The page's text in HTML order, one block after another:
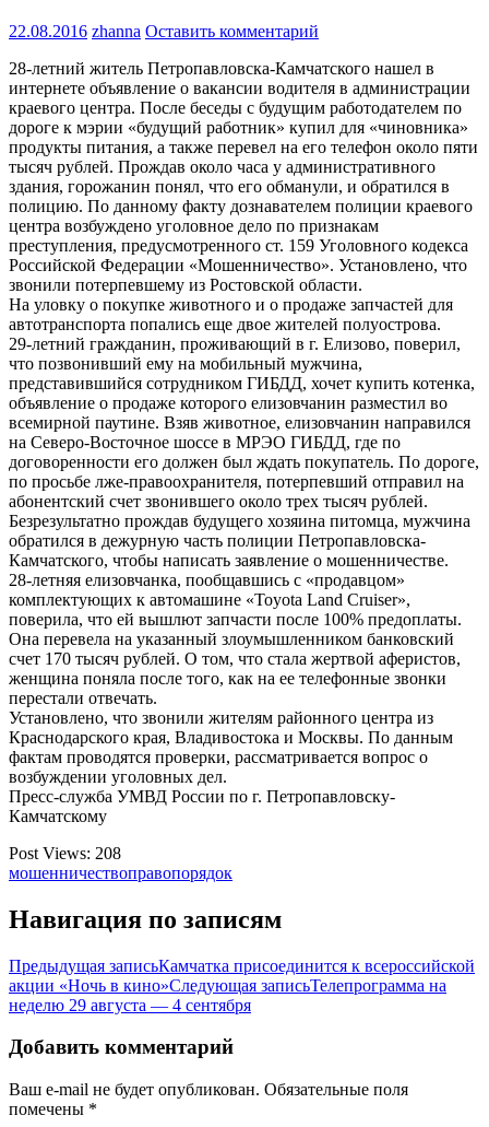
22.08.2016 zhanna Оставить комментарий
28-летний житель Петропавловска-Камчатского нашел в
интернете объявление о вакансии водителя в администрации
краевого центра. После беседы с будущим работодателем по
дороге к мэрии «будущий работник» купил для «чиновника»
продукты питания, а также перевел на его телефон около пяти
тысяч рублей. Прождав около часа у административного
здания, горожанин понял, что его обманули, и обратился в
полицию. По данному факту дознавателем полиции краевого
центра возбуждено уголовное дело по признакам
преступления, предусмотренного ст. 159 Уголовного кодекса
Российской Федерации «Мошенничество». Установлено, что
звонили потерпевшему из Ростовской области.
На уловку о покупке животного и о продаже запчастей для
автотранспорта попались еще двое жителей полуострова.
29-летний гражданин, проживающий в г. Елизово, поверил,
что позвонивший ему на мобильный мужчина,
представившийся сотрудником ГИБДД, хочет купить котенка,
объявление о продаже которого елизовчанин разместил во
всемирной паутине. Взяв животное, елизовчанин направился
на Северо-Восточное шоссе в МРЭО ГИБДД, где по
договоренности его должен был ждать покупатель. По дороге,
по просьбе лже-правоохранителя, потерпевший отправил на
абонентский счет звонившего около трех тысяч рублей.
Безрезультатно прождав будущего хозяина питомца, мужчина
обратился в дежурную часть полиции Петропавловска-
Камчатского, чтобы написать заявление о мошенничестве.
28-летняя елизовчанка, пообщавшись с «продавцом»
комплектующих к автомашине «Toyota Land Cruiser»,
поверила, что ей вышлют запчасти после 100% предоплаты.
Она перевела на указанный злоумышленником банковский
счет 170 тысяч рублей. О том, что стала жертвой аферистов,
женщина поняла после того, как на ее телефонные звонки
перестали отвечать.
Установлено, что звонили жителям районного центра из
Краснодарского края, Владивостока и Москвы. По данным
фактам проводятся проверки, рассматривается вопрос о
возбуждении уголовных дел.
Пресс-служба УМВД России по г. Петропавловску-
Камчатскому
Post Views: 208
мошенничествоправопорядок
Навигация по записям
Предыдущая записьКамчатка присоединится к всероссийской
акции «Ночь в кино»Следующая записьТелепрограмма на
неделю 29 августа — 4 сентября
Добавить комментарий
Ваш e-mail не будет опубликован. Обязательные поля
помечены *